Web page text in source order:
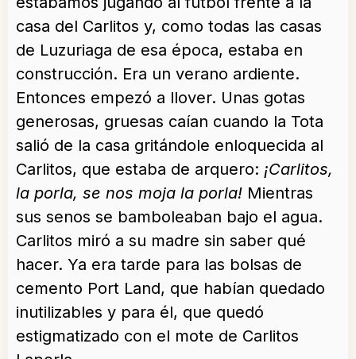
casa del Carlitos y, como todas las casas
de Luzuriaga de esa época, estaba en
construcción. Era un verano ardiente.
Entonces empezó a llover. Unas gotas
generosas, gruesas caían cuando la Tota
salió de la casa gritándole enloquecida al
Carlitos, que estaba de arquero: ¡Carlitos,
la porla, se nos moja la porla! Mientras
sus senos se bamboleaban bajo el agua.
Carlitos miró a su madre sin saber qué
hacer. Ya era tarde para las bolsas de
cemento Port Land, que habían quedado
inutilizables y para él, que quedó
estigmatizado con el mote de Carlitos